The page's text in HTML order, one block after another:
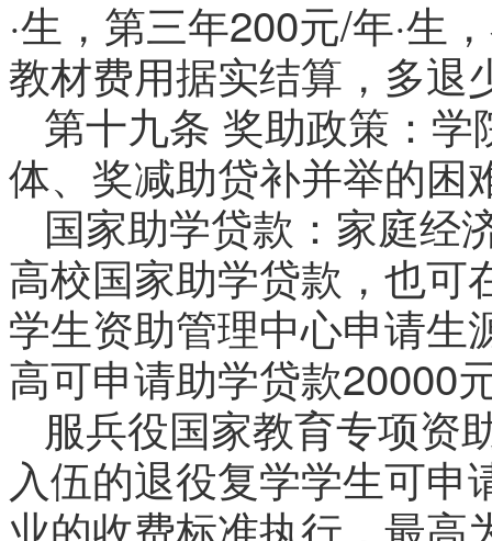
·生，第三年200元/年·生
教材费用据实结算，多退
第十九条 奖助政策：
体、奖减助贷补并举的困
国家助学贷款：家庭经
高校国家助学贷款，也可
学生资助管理中心申请生
高可申请助学贷款20000
服兵役国家教育专项资
入伍的退役复学学生可
业的收费标准执行，最高